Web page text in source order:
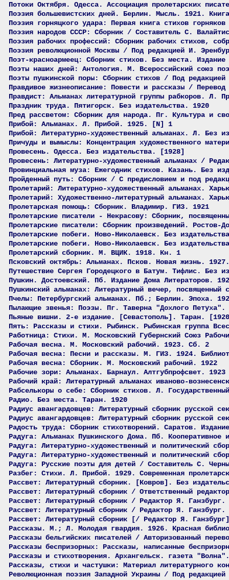
Потоки Октября. Одесса. Ассоциация пролетарских
Поэзия большевистских дней. Берлин. Мысль. 1921.
Поэзия горняцкого удара: Первая книга стихов
Поэзия народов СССР: Сборник / Составитель С.
Поэзия рабочих профессий: Сборник рабочих стихов,
Поэзия революционной Москвы / Под редакцией И.
Поэт-красноармеец: Сборник стихов. Без места.
Поэты наших дней: Антология. М. Всероссийский союз
Поэты пушкинской поры: Сборник стихов / Под
Правдивое жизнеописание: Повести и рассказы /
Правдист: Альманах литературной группы рабкоров. Л.
Праздник труда. Пятигорск. Без издательства. 1920
Пред рассветом: Сборник для народа. Пг. Культура и
Прибой: Альманах. Л. Прибой. 1925. [N] 1
Прибой: Литературно-художественный альманах. Л. Без
Причуды и вымыслы: Концентрация художественного
Провесень. Одесса. Без издательства. [1928]
Провесень: Литературно-художественный альманах /
Провинциальная муза: Ежегодник стихов. Казань. Без
Пройденный путь: Сборник / С предисловием и под
Пролетарий: Литературно-художественный альманах.
Пролетарий: Художественно-литературный альманах.
Пролетарская помощь: Сборник. Владимир. ГИЗ. 1921
Пролетарские писатели - Некрасову: Сборник,
Пролетарские писатели: Сборник произведений.
Пролетарские побеги. Ново-Николаевск. Без
Пролетарские побеги. Ново-Николаевск. Без
Пролетарский сборник. М. ВЦИК. 1918. Кн. 1
Псковский октябрь: Альманах. Псков. Новая жизнь.
Путешествие Сергея Городецкого в Батум. Тифлис. Без
Пушкин. Достоевский. Пб. Издание Дома Литераторов.
Пушкинский альманах: Литературный вечер,
Пчелы: Петербургский альманах. Пб.; Берлин. Эпоха.
Пылающие звенья: Поэзы. Пг. Таверна "Дохлого Петуха".
Пьяные вишни. 2-е издание. [Севастополь]. Таран.
Пять: Рассказы и стихи. Рыбинск. Рыбинская группа
Работница: Стихи. М. Московский Губернский Союз
Рабочая весна. М. Московский рабочий. 1923. Сб. 2
Рабочая весна: Песни и рассказы. М. ГИЗ. 1924.
Рабочая весна: Сборник. М. Московский рабочий. 1922
Рабочие зори: Альманах. Барнаул. Алтгубпрофсвет. 1923
Рабочий край: Литературный альманах иваново-
Рабселькоры о себе: Сборник стихов. Л.
Радио. Без места. Таран. 1920
Радиус авангардовцев: Литературный сборник русской
Радиус авангардовцев: Литературный сборник русской
Радость труда: Сборник стихотворений. Саратов.
Радуга: Альманах Пушкинского Дома. Пб. Кооперативное
Радуга: Литературно-художественный и политический
Радуга: Литературно-художественный и политический
Радуга: Русские поэты для детей / Составитель С.
Разбег: Стихи. Л. Прибой. 1929. Современная
Рассвет: Литературный сборник. [Ковров]. Без
Рассвет: Литературный сборник / Ответственный
Рассвет: Литературный сборник / Редактор Я.
Рассвет: Литературный сборник / Редактор Я.
Рассвет: Литературный сборник [/ Редактор Я.
Рассказы. М.; Л. Молодая гвардия. 1926. Красная
Рассказы бельгийских писателей / Авторизованный
Рассказы беспризорных: Рассказы, написанные
Рассказы и стихотворения. Архангельск. газета
Рассказы, стихи и частушки: Материал литературного
Революционная поэзия Западной Украины / Под